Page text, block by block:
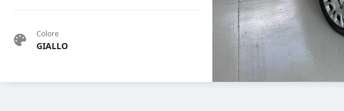
Colore
GIALLO